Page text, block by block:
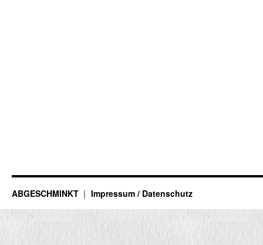
ABGESCHMINKT Impressum / Datenschutz